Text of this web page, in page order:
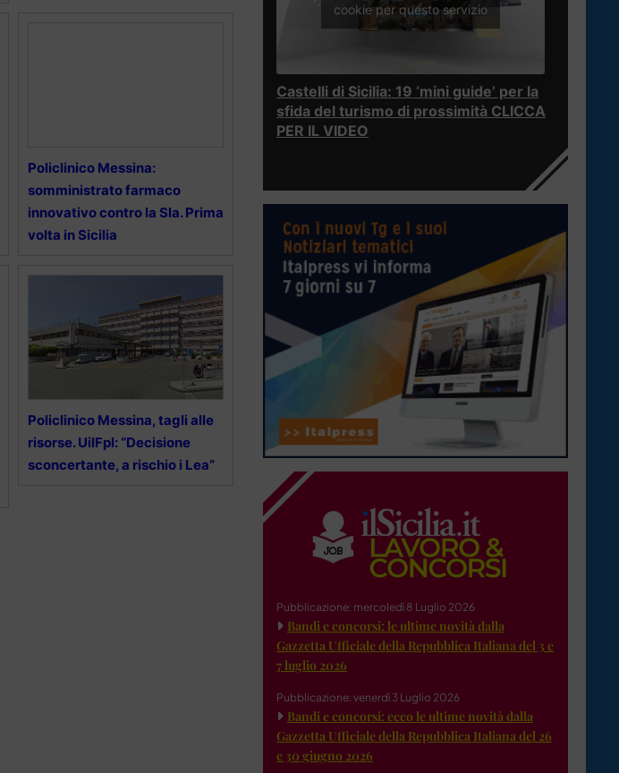
Policlinico Messina:
somministrato farmaco
innovativo contro la Sla. Prima
volta in Sicilia
Policlinico Messina, tagli alle
risorse. UilFpl: “Decisione
sconcertante, a rischio i Lea”
cookie per questo servizio
Castelli di Sicilia: 19 ‘mini guide’ per la
sfida del turismo di prossimità CLICCA
PER IL VIDEO
Pubblicazione: mercoledì 8 Luglio 2026
Bandi e concorsi: le ultime novità dalla
Gazzetta Ufficiale della Repubblica Italiana del 3 e
7 luglio 2026
Pubblicazione: venerdì 3 Luglio 2026
Bandi e concorsi: ecco le ultime novità dalla
Gazzetta Ufficiale della Repubblica Italiana del 26
e 30 giugno 2026